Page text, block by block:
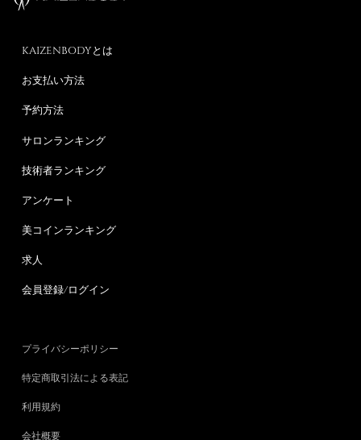
KAIZENBODYとは
お支払い方法
予約方法
サロンランキング
技術者ランキング
アンケート
美コインランキング
求人
会員登録/ログイン
プライバシーポリシー
特定商取引法による表記
利用規約
会社概要